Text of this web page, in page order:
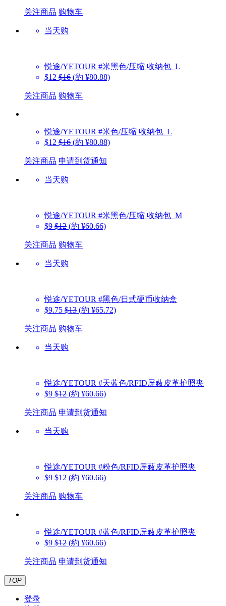
关注商品 购物车
当天购
悦途/YETOUR #米黑色/压缩 收纳包_L
$12 $16 (約 ¥80.88)
关注商品 购物车
悦途/YETOUR #米色/压缩 收纳包_L
$12 $16 (約 ¥80.88)
关注商品 申请到货通知
当天购
悦途/YETOUR #米黑色/压缩 收纳包_M
$9 $12 (約 ¥60.66)
关注商品 购物车
当天购
悦途/YETOUR #黑色/日式硬币收纳盒
$9.75 $13 (約 ¥65.72)
关注商品 购物车
当天购
悦途/YETOUR #天蓝色/RFID屏蔽皮革护照夹
$9 $12 (約 ¥60.66)
关注商品 申请到货通知
当天购
悦途/YETOUR #粉色/RFID屏蔽皮革护照夹
$9 $12 (約 ¥60.66)
关注商品 购物车
悦途/YETOUR #蓝色/RFID屏蔽皮革护照夹
$9 $12 (約 ¥60.66)
关注商品 申请到货通知
TOP
登录